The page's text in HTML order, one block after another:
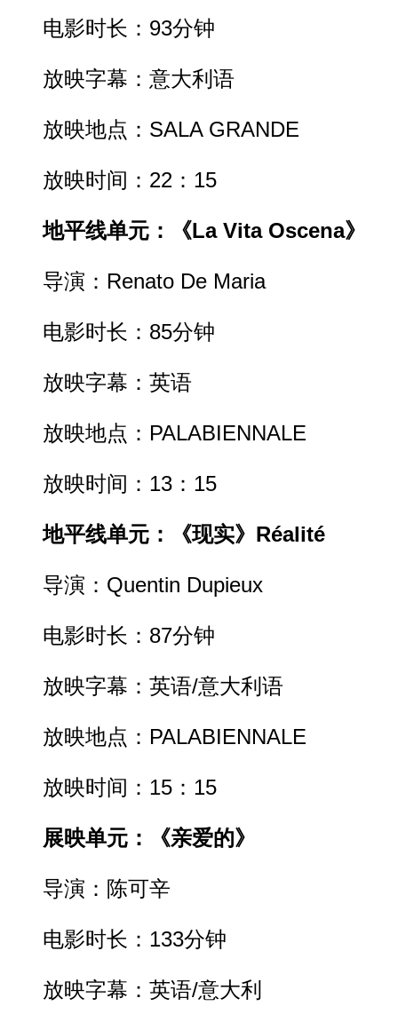
电影时长：93分钟
放映字幕：意大利语
放映地点：SALA GRANDE
放映时间：22：15
地平线单元：《La Vita Oscena》
导演：Renato De Maria
电影时长：85分钟
放映字幕：英语
放映地点：PALABIENNALE
放映时间：13：15
地平线单元：《现实》Réalité
导演：Quentin Dupieux
电影时长：87分钟
放映字幕：英语/意大利语
放映地点：PALABIENNALE
放映时间：15：15
展映单元：《亲爱的》
导演：陈可辛
电影时长：133分钟
放映字幕：英语/意大利